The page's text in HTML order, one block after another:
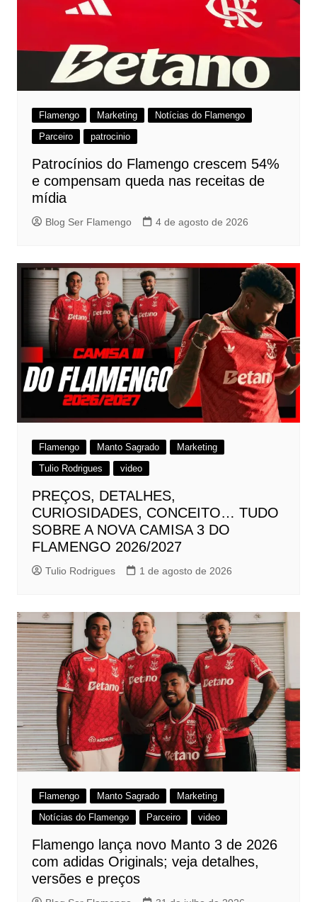
Flamengo Marketing
Notícias do Flamengo
Parceiro
patrocinio
Patrocínios do Flamengo crescem 54%
e compensam queda nas receitas de
mídia
Blog Ser Flamengo 4 de agosto de 2026
Flamengo Manto Sagrado
Marketing
Tulio Rodrigues
video
PREÇOS, DETALHES,
CURIOSIDADES, CONCEITO… TUDO
SOBRE A NOVA CAMISA 3 DO
FLAMENGO 2026/2027
Tulio Rodrigues 1 de agosto de 2026
Flamengo Manto Sagrado
Marketing
Notícias do Flamengo
Parceiro video
Flamengo lança novo Manto 3 de 2026
com adidas Originals; veja detalhes,
versões e preços